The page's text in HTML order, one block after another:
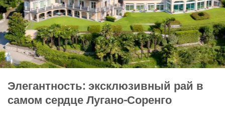
Элегантность: эксклюзивный рай в
самом сердце Лугано-Соренго